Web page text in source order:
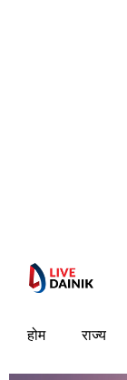
होम राज्य